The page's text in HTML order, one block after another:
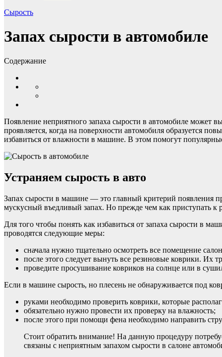
Сырость
Запах сырости в автомобиле
Содержание
Появление неприятного запаха сырости в автомобиле может
проявляется, когда на поверхности автомобиля образуется
избавиться от влажности в машине. В этом помогут
Устраняем сырость в авто
Запах сырости в машине — это главный критерий появления
мускусный въедливый запах. Но прежде чем как приступать
Для того чтобы понять как избавиться от запаха сырости в
проводятся следующие меры:
сначала нужно тщательно осмотреть все помещение
после этого следует вынуть все резиновые коврики. Их
проведите просушивание ковриков на солнце или в
Если в машине сырость, но плесень не обнаруживается под
руками необходимо проверить коврики, которые
обязательно нужно провести их проверку на влажность;
после этого при помощи фена необходимо направить
Стоит обратить внимание! На данную процедуру
связаны с неприятным запахом сырости в салоне